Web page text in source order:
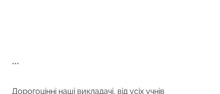
***
Дорогоцінні наші викладачі, від усіх учнів